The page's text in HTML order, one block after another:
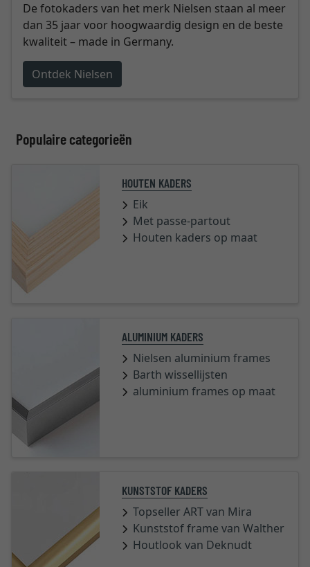
De fotokaders van het merk Nielsen staan al meer
dan 35 jaar voor hoogwaardig design en de beste
kwaliteit – made in Germany.
Ontdek Nielsen
Populaire categorieën
HOUTEN KADERS
Eik
Met passe-partout
Houten kaders op maat
ALUMINIUM KADERS
Nielsen aluminium frames
Barth wissellijsten
aluminium frames op maat
KUNSTSTOF KADERS
Topseller ART van Mira
Kunststof frame van Walther
Houtlook van Deknudt